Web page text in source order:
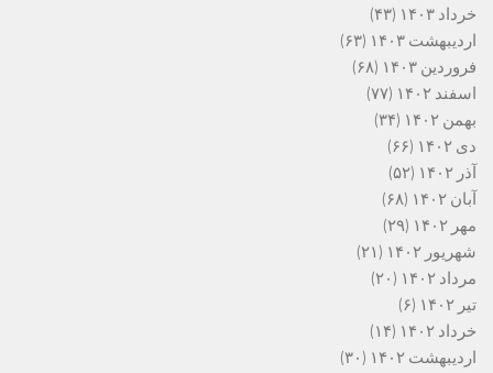
خرداد ۱۴۰۳
(۴۳)
اردیبهشت ۱۴۰۳
(۶۳)
فروردین ۱۴۰۳
(۶۸)
اسفند ۱۴۰۲
(۷۷)
بهمن ۱۴۰۲
(۳۴)
دی ۱۴۰۲
(۶۶)
آذر ۱۴۰۲
(۵۲)
آبان ۱۴۰۲
(۶۸)
مهر ۱۴۰۲
(۲۹)
شهریور ۱۴۰۲
(۲۱)
مرداد ۱۴۰۲
(۲۰)
تیر ۱۴۰۲
(۶)
خرداد ۱۴۰۲
(۱۴)
اردیبهشت ۱۴۰۲
(۳۰)